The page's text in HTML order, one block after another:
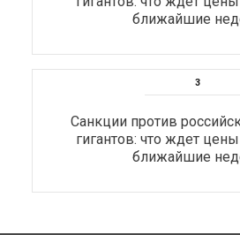
ближайшие
Санкции против
гигантов: что ждет
ближайшие